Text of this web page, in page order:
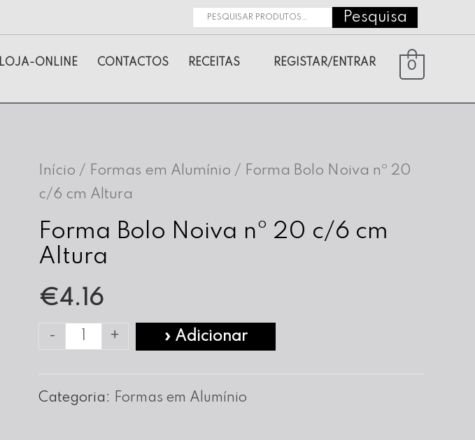
Pesquisar
Pesquisa
LOJA-ONLINE CONTACTOS RECEITAS REGISTAR/ENTRAR 0
Início / Formas em Alumínio / Forma Bolo Noiva nº 20
c/6 cm Altura
Forma Bolo Noiva nº 20 c/6 cm
Altura
€4.16
-
Quantidade
+ » Adicionar
Categoria: Formas em Alumínio